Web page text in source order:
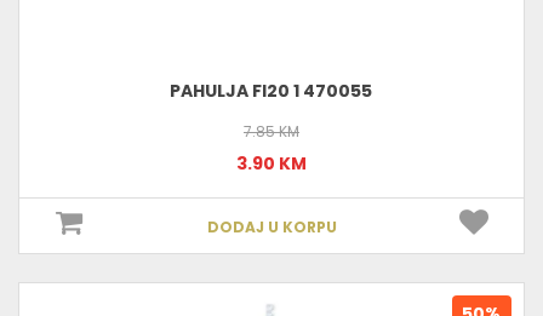
PAHULJA FI20 1 470055
7.85 KM
3.90 KM
DODAJ U KORPU